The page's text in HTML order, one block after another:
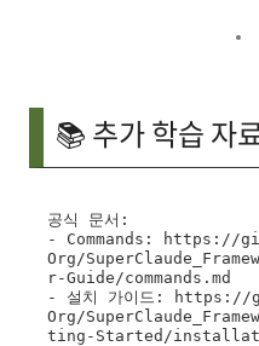
📚 추가 학습 자
공식 문서:
- Commands: https://
Org/
r-Guide/commands.md
- 설치 가이드: https://
Org/
ting-Started/